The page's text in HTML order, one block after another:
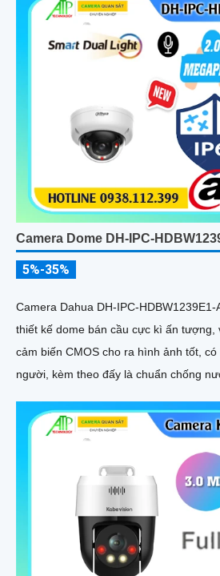
Camera Dome DH-IPC-
5%-35%
Camera Dahua DH-IPC-
thiết kế dome bán cầu cực kì ấn tượng,
cảm biến CMOS cho ra hình ảnh tốt,
người, kèm theo đấy là chuẩn chống